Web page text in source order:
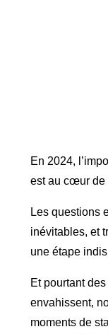
En 2024,
est au cœur de
Les questions
inévitables, et
une étape
Et pourtant
envahissent,
moments de